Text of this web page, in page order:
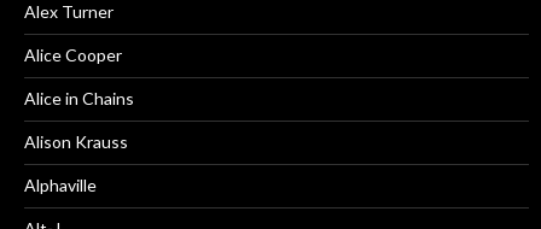
Alex Turner
Alice Cooper
Alice in Chains
Alison Krauss
Alphaville